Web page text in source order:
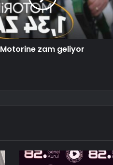
Motorine zam geliyor